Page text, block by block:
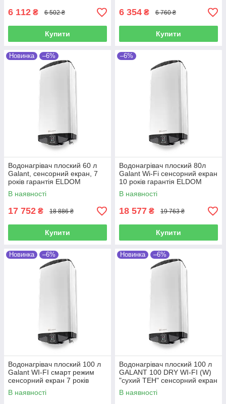
6 112 ₴ 6 502 ₴
Купити
6 354 ₴ 6 760 ₴
Купити
Новинка –6%
Водонагрівач плоский 60 л
Galant, сенсорний екран, 7
років гарантія ELDOM
(Болгарія)
В наявності
17 752 ₴ 18 886 ₴
Купити
–6%
Водонагрівач плоский 80л
Galant Wi-Fi сенсорний екран
10 років гарантія ELDOM
(Болгарія)
В наявності
18 577 ₴ 19 763 ₴
Купити
Новинка –6%
Водонагрівач плоский 100 л
Galant WI-FI смарт режим
сенсорний екран 7 років
гарантія ELDOM (Болгарія)
В наявності
Новинка –6%
Водонагрівач плоский 100 л
GALANT 100 DRY WI-FI (W)
"сухий ТЕН" сенсорний екран
7років гарантія Eldom
В наявності